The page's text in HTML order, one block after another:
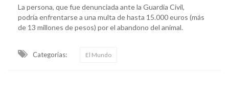
La persona, que fue denunciada ante la Guardia Civil,
podría enfrentarse a una multa de hasta 15.000 euros (más
de 13 millones de pesos) por el abandono del animal.
Categorias: El Mundo